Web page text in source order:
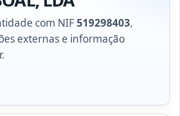
com NIF519298403,
externas e informação